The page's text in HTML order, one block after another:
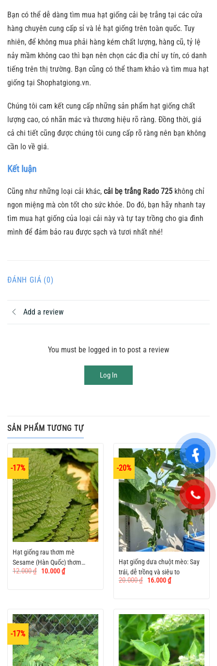
Bạn có thể dễ dàng tìm mua hạt giống cải bẹ trắng tại các cửa
hàng chuyên cung cấp sỉ và lẻ hạt giống trên toàn quốc. Tuy
nhiên, để không mua phải hàng kém chất lượng, hàng cũ, tỷ lệ
nảy mầm không cao thì bạn nên chọn các địa chỉ uy tín, có danh
tiếng trên thị trường. Bạn cũng có thể tham khảo và tìm mua hạt
giống tại Shophatgiong.vn.
Chúng tôi cam kết cung cấp những sản phẩm hạt giống chất
lượng cao, có nhãn mác và thương hiệu rõ ràng. Đồng thời, giá
cả chi tiết cũng được chúng tôi cung cấp rõ ràng nên bạn không
cần lo về giá.
Kết luận
Cũng như những loại cải khác, cải bẹ trắng Rado 725 không chỉ
ngon miệng mà còn tốt cho sức khỏe. Do đó, bạn hãy nhanh tay
tìm mua hạt giống của loại cải này và tự tay trồng cho gia đình
mình để đảm bảo rau được sạch và tươi nhất nhé!
ĐÁNH GIÁ (0)
Add a review
You must be logged in to post a review
Log In
SẢN PHẨM TƯƠNG TỰ
-17%
Hạt giống rau thơm mè
Sesame (Hàn Quốc) thơm
ngon, dễ trồng
12.000₫
Giá
gốc
10.000₫Giá
hiện
-20%
Hạt giống dưa chuột mèo: Say
trái, dễ trồng và siêu to
20.000₫
Giá
gốc
16.000₫Giá
hiện
-17%